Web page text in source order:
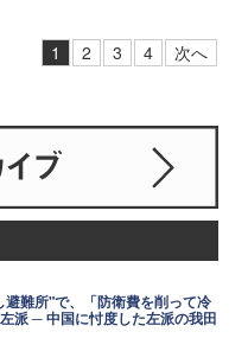
1 2 3 4 次へ
避難所"で、「防衛費を削って冷
派 ─ 中国に忖度した左派の我田